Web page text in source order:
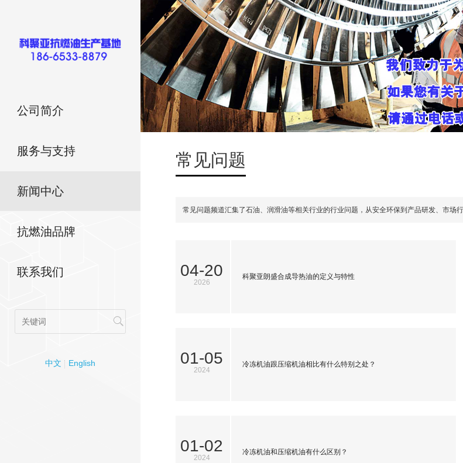
公司简介
服务与支持
新闻中心
抗燃油品牌
联系我们
中文 English
常见问题
常见问题频道汇集了石油、润滑油等相关行业的行业问题，从安全环保到产品研发、市场
04-20
2026
科聚亚朗盛合成导热油的定义与特性
01-05
2024
冷冻机油跟压缩机油相比有什么特别之处？
01-02
2024
冷冻机油和压缩机油有什么区别？